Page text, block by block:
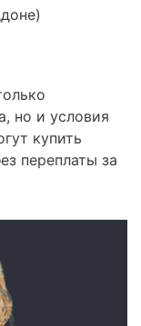
но и условия
купить
переплаты за